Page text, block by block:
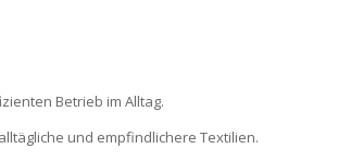
Betrieb im Alltag.
und empfindlichere Textilien.